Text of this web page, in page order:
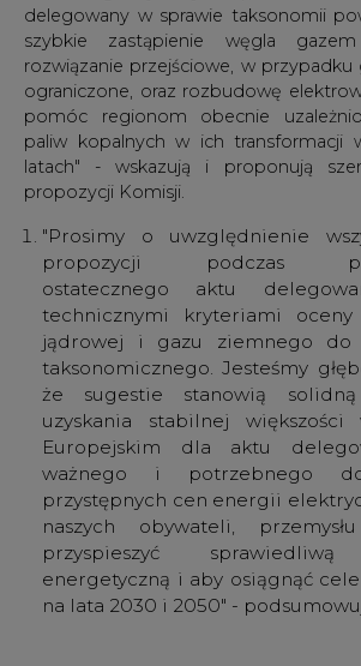
ważnego i potrzebnego
przystępnych cen energii
naszych obywateli,
przyspieszyć sprawiedliwą
energetyczną i aby osiągnąć
na lata 2030 i 2050" -
Pod listem spośród polskich
Marek Belka (S&D), Zdzisław
Bogusław Liberadzki (S&D), Leszek
Olbrycht (EPP), Radosław
Złotowski (ECR), Ewa Kopacz
Tobiszowski (ECR), Zbigniew
Lewandowski (EPP), Jarosław
Wiśniewska (ECR), Izabela Kloc
(EPP), Ryszard Czarnecki
Możdżanowska (ECR), Andrzej
Brudziński (ECR), Elżbieta
Frankowski (EPP), Tomasz Poręba
(ECR), Magdalena Adamowicz
(ECR), Beata Kempa (ECR), Adam
Saryusz-Wolski (ECR), Adam
Łukacijewska (EPP), Bartosz